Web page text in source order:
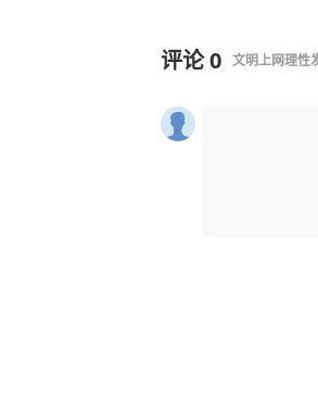
评论0 文明上网理性